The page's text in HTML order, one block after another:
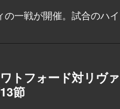
一戦が開催。試合のハイ
トフォード対リヴァ
節